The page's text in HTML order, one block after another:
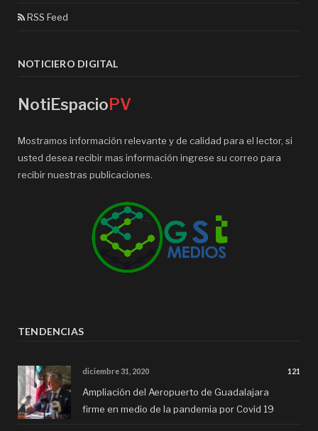
RSS Feed
NOTICIERO DIGITAL
NotiEspacioPV
Mostramos información relevante y de calidad para el lector, si
usted desea recibir mas información ingrese su correo para
recibir nuestras publicaciones.
TENDENCIAS
diciembre 31, 2020 121
Ampliación del Aeropuerto de Guadalajara
firme en medio de la pandemia por Covid 19